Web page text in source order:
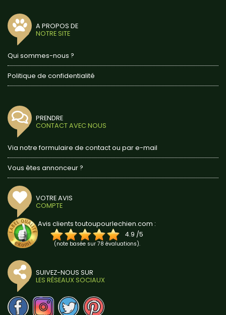
A PROPOS DE
NOTRE SITE
Qui sommes-nous ?
Politique de confidentialité
PRENDRE
CONTACT AVEC NOUS
Via notre formulaire de contact ou par e-mail
Vous êtes annonceur ?
VOTRE AVIS
COMPTE
Avis clients toutoupourlechien.com :
4.9 /5
(note basée sur 78 évaluations).
SUIVEZ-NOUS SUR
LES RÉSEAUX SOCIAUX